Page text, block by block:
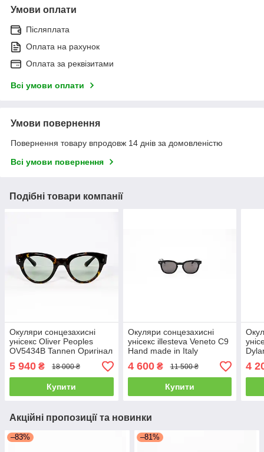
Умови оплати
Післяплата
Оплата на рахунок
Оплата за реквізитами
Всі умови оплати
Умови повернення
Повернення товару впродовж 14 днів за домовленістю
Всі умови повернення
Подібні товари компанії
Окуляри сонцезахисні
унісекс Oliver Peoples
OV5434В Tannen Оригінал
Hand Made in Italy
5 940 ₴ 18 000 ₴
Купити
Окуляри сонцезахисні
унісекс illesteva Veneto C9
Hand made in Italy
4 600₴ 11 500 ₴
Купити
4
Акційні пропозиції та новинки
–83% –81%